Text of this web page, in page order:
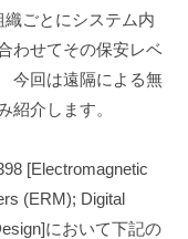
ごとにシステム内
わせてその保安レベ
今回は遠隔による無
紹介します。
[Electromagnetic
(ERM); Digital
において下記の